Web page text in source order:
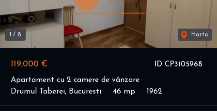
ID CP3105968
119,000 €
Apartament cu 2 camere de vânzare
Drumul Taberei, Bucuresti
46 mp 1962
/ 8 Harta